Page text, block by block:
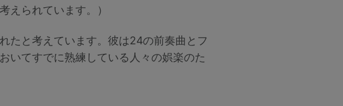
えられています。）
たと考えています。彼は24の前奏曲とフ
いてすでに熟練している人々の娯楽のた